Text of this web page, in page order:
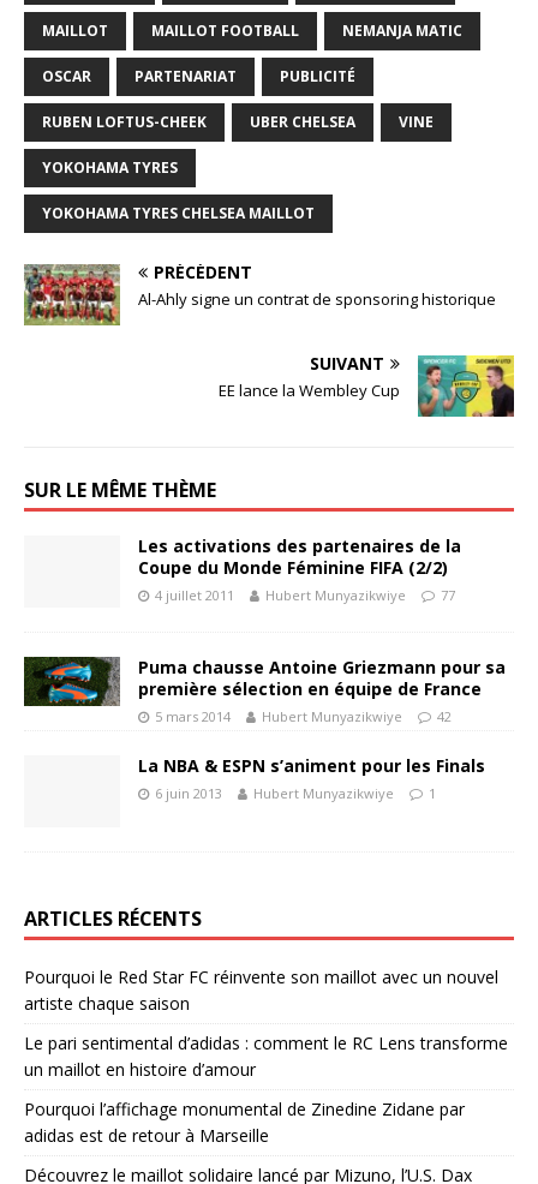
MAILLOT MAILLOT FOOTBALL NEMANJA MATIC
OSCAR PARTENARIAT PUBLICITÉ
RUBEN LOFTUS-CHEEK UBER CHELSEA VINE
YOKOHAMA TYRES
YOKOHAMA TYRES CHELSEA MAILLOT
PRÉCÉDENT
Al-Ahly signe un contrat de sponsoring historique
SUIVANT
EE lance la Wembley Cup
SUR LE MÊME THÈME
Les activations des partenaires de la
Coupe du Monde Féminine FIFA (2/2)
4 juillet 2011 Hubert Munyazikwiye 77
Puma chausse Antoine Griezmann pour sa
première sélection en équipe de France
5 mars 2014 Hubert Munyazikwiye 42
La NBA & ESPN s’animent pour les Finals
6 juin 2013 Hubert Munyazikwiye 1
ARTICLES RÉCENTS
Pourquoi le Red Star FC réinvente son maillot avec un nouvel
artiste chaque saison
Le pari sentimental d’adidas : comment le RC Lens transforme
un maillot en histoire d’amour
Pourquoi l’affichage monumental de Zinedine Zidane par
adidas est de retour à Marseille
Découvrez le maillot solidaire lancé par Mizuno, l’U.S. Dax